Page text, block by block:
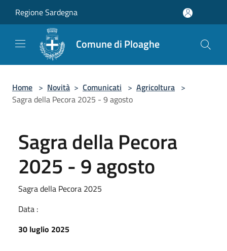
Regione Sardegna
Comune di Ploaghe
Home > Novità > Comunicati > Agricoltura >
Sagra della Pecora 2025 - 9 agosto
Sagra della Pecora
2025 - 9 agosto
Sagra della Pecora 2025
Data :
30 luglio 2025